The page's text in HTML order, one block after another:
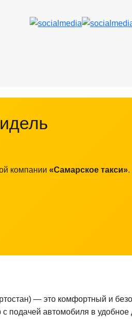
компании «Самарское такси».
— это комфортный и
подачей автомобиля в удобное